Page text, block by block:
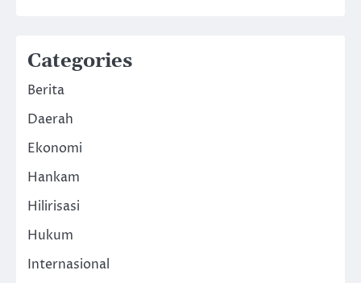
Categories
Berita
Daerah
Ekonomi
Hankam
Hilirisasi
Hukum
Internasional